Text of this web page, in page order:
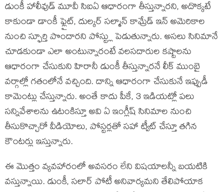
డుంకీ హాలీవుడ్ మూవీ సిఐఏ ఆధారంగా తీస్తున్నారని, అదొక్కటే
కాకుండా డాంకీ ఫ్లైట్, దుల్కర్ సల్మాన్ కామ్రేడ్ ఇన్ అమెరికాల
నుంచి స్ఫూర్తి పొందారని పోస్ట్లు పెడుతున్నారు. అసలు సినిమానే
చూడకుండా ఎలా అంటున్నారంటే వలసదారుల కష్టాలను
ఆధారంగా చేసుకుని హిరానీ డుంకీ తీస్తున్నారనే లీక్ ముంబై
వర్గాల్లో గతంలోనే వచ్చింది. దాన్ని ఆధారంగా చేసుకునే ఇప్పుడీ
కామెంట్లు చేస్తున్నారు. అంతే కాదు పీకే, 3 ఇడియట్లో పలు
సన్నివేశాలను ఉటంకిస్తూ అవి ఏ ఇంగ్లీష్ సినిమాల నుంచి
తీసుకొచ్చారో వీడియోలు, పోస్టర్లతో సహా ట్వీట్ చేస్తూ తగిన
కౌంటర్లు ఇస్తున్నారు.
ఈ మొత్తం వ్యవహారంలో అవసరం లేని విషయాలన్నీ బయటికి
వస్తున్నాయి. డుంకీ, సలార్ పోటీ అనివార్యమని తేలిపోయాక